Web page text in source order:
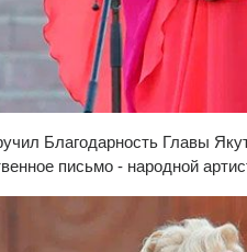
Благодарность Главы
письмо - народной